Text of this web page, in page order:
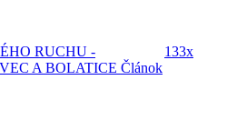
RUCHU -
A BOLATICE Článok
133x